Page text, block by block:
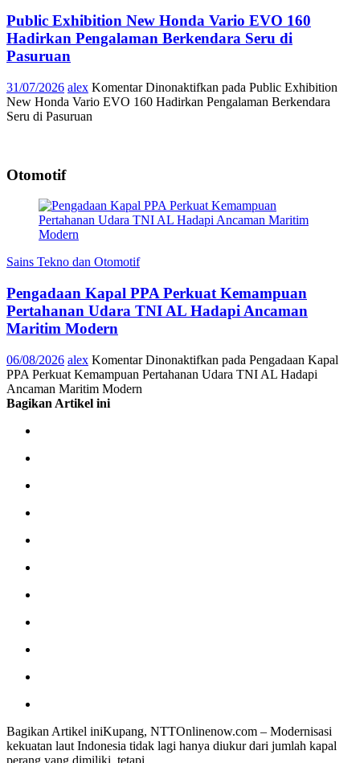
Public Exhibition New Honda Vario EVO 160
Hadirkan Pengalaman Berkendara Seru di
Pasuruan
31/07/2026 alex Komentar Dinonaktifkan pada Public Exhibition
New Honda Vario EVO 160 Hadirkan Pengalaman Berkendara
Seru di Pasuruan
Otomotif
Sains Tekno dan Otomotif
Pengadaan Kapal PPA Perkuat Kemampuan
Pertahanan Udara TNI AL Hadapi Ancaman
Maritim Modern
06/08/2026 alex Komentar Dinonaktifkan pada Pengadaan Kapal
PPA Perkuat Kemampuan Pertahanan Udara TNI AL Hadapi
Ancaman Maritim Modern
Bagikan Artikel ini
Bagikan Artikel iniKupang, NTTOnlinenow.com – Modernisasi
kekuatan laut Indonesia tidak lagi hanya diukur dari jumlah kapal
perang yang dimiliki, tetapi